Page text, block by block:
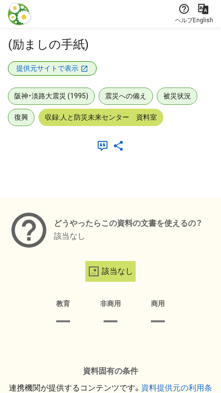
本文に飛ぶ
ヘルプEnglish
(励ましの手紙)
提供元サイトで表示
阪神・淡路大震災 (1995) 震災への備え 被災状況
復興 収録:人と防災未来センター 資料室
どうやったらこの資料の文書を使えるの？
該当なし
該当なし
教育 非商用 商用
資料固有の条件
連携機関が提供するコンテンツです。 資料提供元の利用条